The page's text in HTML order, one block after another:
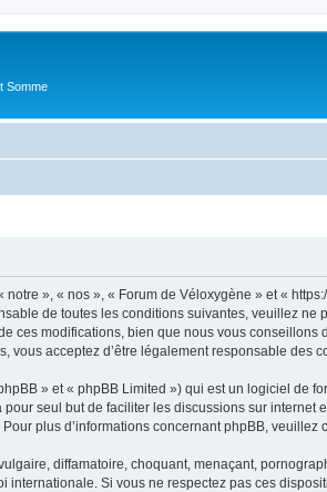
Somme
», « nos », « Forum de Véloxygène » et «
de toutes les conditions suivantes, veuillez
ces modifications, bien que nous vous
acceptez d’être légalement responsable des
» et « phpBB Limited ») qui est un logiciel de
seul but de faciliter les discussions sur
plus d’informations concernant phpBB, veuillez
diffamatoire, choquant, menaçant,
Si vous ne respectez pas ces